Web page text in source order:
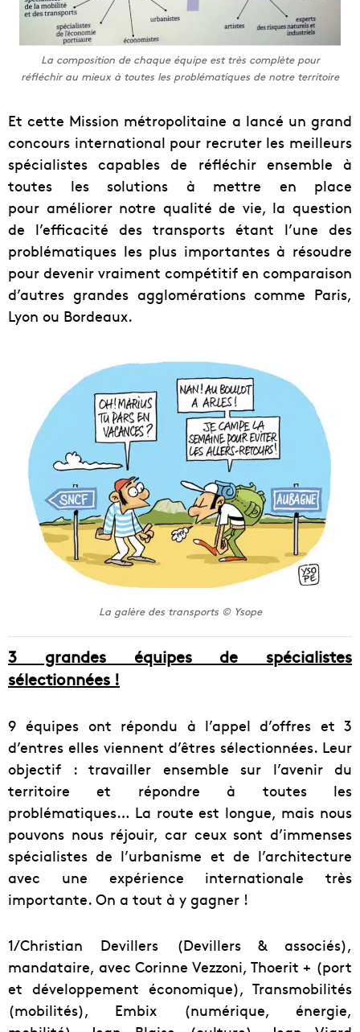
La composition de chaque équipe est très complète pour
réfléchir au mieux à toutes les problématiques de notre territoire
Et cette Mission métropolitaine a lancé un grand
concours international pour recruter les meilleurs
spécialistes capables de réfléchir ensemble à
toutes les solutions à mettre en place
pour améliorer notre qualité de vie, la question
de l’efficacité des transports étant l’une des
problématiques les plus importantes à résoudre
pour devenir vraiment compétitif en comparaison
d’autres grandes agglomérations comme Paris,
Lyon ou Bordeaux.
La galère des transports © Ysope
3 grandes équipes de spécialistes
sélectionnées !
9 équipes ont répondu à l’appel d’offres et 3
d’entres elles viennent d’êtres sélectionnées. Leur
objectif : travailler ensemble sur l’avenir du
territoire et répondre à toutes les
problématiques… La route est longue, mais nous
pouvons nous réjouir, car ceux sont d’immenses
spécialistes de l’urbanisme et de l’architecture
avec une expérience internationale très
importante. On a tout à y gagner !
1/Christian Devillers (Devillers & associés),
mandataire, avec Corinne Vezzoni, Thoerit + (port
et développement économique), Transmobilités
(mobilités), Embix (numérique, énergie,